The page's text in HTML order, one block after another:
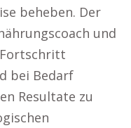
beheben. Der
und
bei Bedarf
Resultate zu